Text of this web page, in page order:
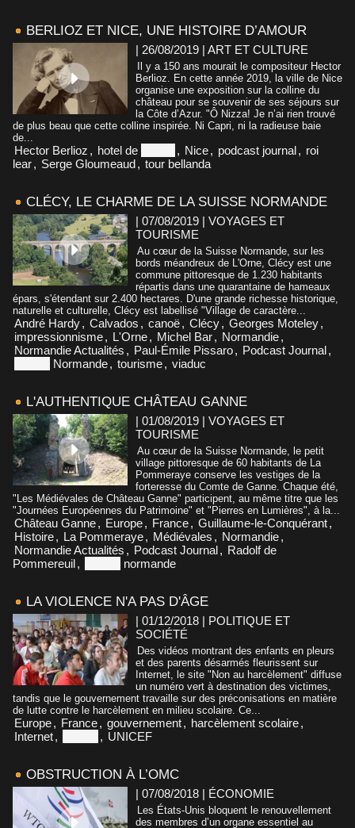
BERLIOZ ET NICE, UNE HISTOIRE D’AMOUR
| 26/08/2019 | ART ET CULTURE
Il y a 150 ans mourait le compositeur Hector
Berlioz. En cette année 2019, la ville de Nice
organise une exposition sur la colline du
château pour se souvenir de ses séjours sur
la Côte d’Azur. "Ô Nizza! Je n’ai rien trouvé
de plus beau que cette colline inspirée. Ni Capri, ni la radieuse baie
de...
Hector Berlioz , hotel de , Nice, podcast journal, roi
lear, Serge Gloumeaud, tour bellanda
CLÉCY, LE CHARME DE LA SUISSE NORMANDE
| 07/08/2019 | VOYAGES ET
TOURISME
Au cœur de la Suisse Normande, sur les
bords méandreux de L'Orne, Clécy est une
commune pittoresque de 1.230 habitants
répartis dans une quarantaine de hameaux
épars, s'étendant sur 2.400 hectares. D'une grande richesse historique,
naturelle et culturelle, Clécy est labellisé "Village de caractère...
André Hardy, Calvados , canoë, Clécy, Georges Moteley,
impressionnisme, L'Orne, Michel Bar, Normandie,
Normandie Actualités , Paul-Émile Pissaro, Podcast Journal,
Normande, tourisme, viaduc
L'AUTHENTIQUE CHÂTEAU GANNE
| 01/08/2019 | VOYAGES ET
TOURISME
Au cœur de la Suisse Normande, le petit
village pittoresque de 60 habitants de La
Pommeraye conserve les vestiges de la
forteresse du Comte de Ganne. Chaque été,
"Les Médiévales de Château Ganne" participent, au même titre que les
"Journées Européennes du Patrimoine" et "Pierres en Lumières", à la...
Château Ganne, Europe, France, Guillaume-le-Conquérant,
Histoire, La Pommeraye, Médiévales , Normandie,
Normandie Actualités , Podcast Journal, Radolf de
Pommereuil, normande
LA VIOLENCE N'A PAS D'ÂGE
| 01/12/2018 | POLITIQUE ET
SOCIÉTÉ
Des vidéos montrant des enfants en pleurs
et des parents désarmés fleurissent sur
Internet, le site "Non au harcèlement" diffuse
un numéro vert à destination des victimes,
tandis que le gouvernement travaille sur des préconisations en matière
de lutte contre le harcèlement en milieu scolaire. Ce...
Europe, France, gouvernement, harcèlement scolaire,
Internet, , UNICEF
OBSTRUCTION À L’OMC
| 07/08/2018 | ÉCONOMIE
Les États-Unis bloquent le renouvellement
des membres d’un organe essentiel au